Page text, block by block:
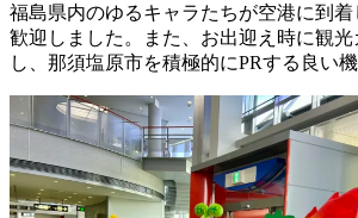
福島県内のゆるキャラたちが空港に到着
歓迎しました。また、お出迎え時に観
し、那須塩原市を積極的にPRする良い